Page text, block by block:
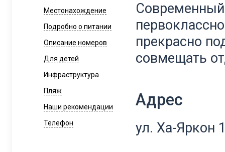
Местонахождение
Подробно о питании
Описание номеров
Для детей
Инфраструктура
Пляж
Наши рекомендации
Телефон
прекрасно
совмещать
Адрес
ул. Ха-Яркон